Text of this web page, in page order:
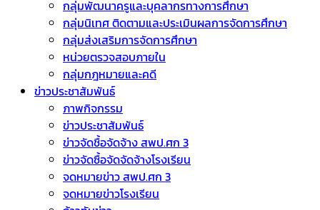
กลุ่มพัฒนาครูและบุคลากรทางการศึกษา
กลุ่มนิเทศ ติดตามและประเมินผลการจัดการศึกษา
กลุ่มส่งเสริมการจัดการศึกษา
หน่วยตรวจสอบภายใน
กลุ่มกฎหมายและคดี
ข่าวประชาสัมพันธ์
ภาพกิจกรรม
ข่าวประชาสัมพันธ์
ข่าวจัดชื้อจัดจ้าง สพป.ศก 3
ข่าวจัดซื้อจัดจัดจ้างโรงเรียน
จดหมายข่าว สพป.ศก 3
จดหมายข่าวโรงเรียน